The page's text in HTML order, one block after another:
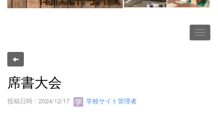
席書大会
投稿日時 : 2024/12/17 学校サイト管理者